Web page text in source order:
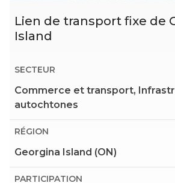
Lien de transport fixe de
Island
SECTEUR
Commerce et transport,
autochtones
RÉGION
Georgina Island (ON)
PARTICIPATION